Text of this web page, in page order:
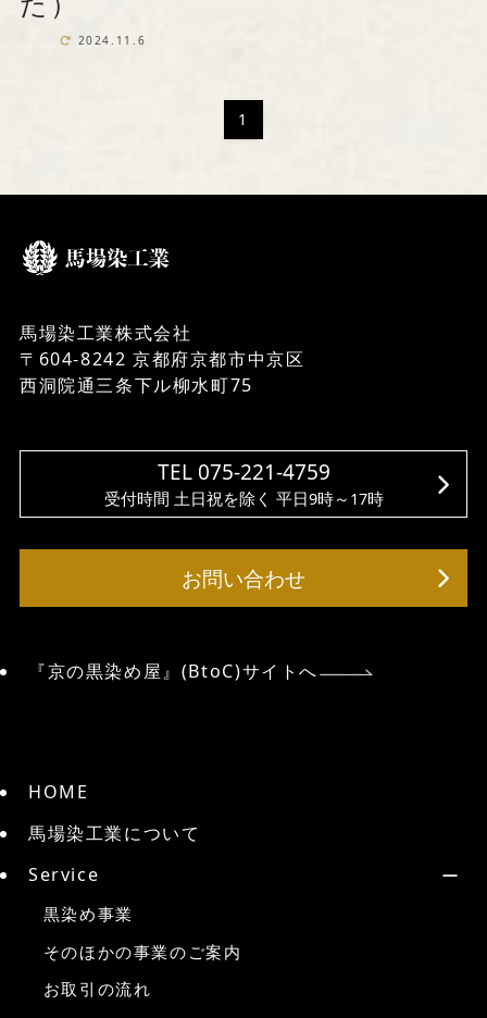
2024.11.6
1
馬場染工業株式会社
〒604-8242 京都府京都市中京区
西洞院通三条下ル柳水町75
TEL 075-221-4759
受付時間 土日祝を除く 平日9時～17時
お問い合わせ
『京の黒染め屋』(BtoC)サイトへ
HOME
馬場染工業について
Service
黒染め事業
そのほかの事業のご案内
お取引の流れ